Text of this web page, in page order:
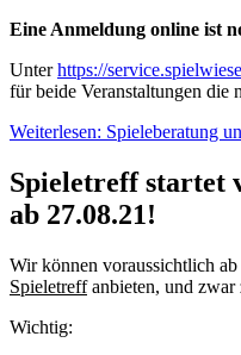
Eine Anmeldung online ist
Unterhttps://
für beide Veranstaltungen die
Weiterlesen: Spieleberatung
Spieletreff startet
ab 27.08.21!
Wir können voraussichtlich
Spieletreffanbieten, und zwar
Wichtig: